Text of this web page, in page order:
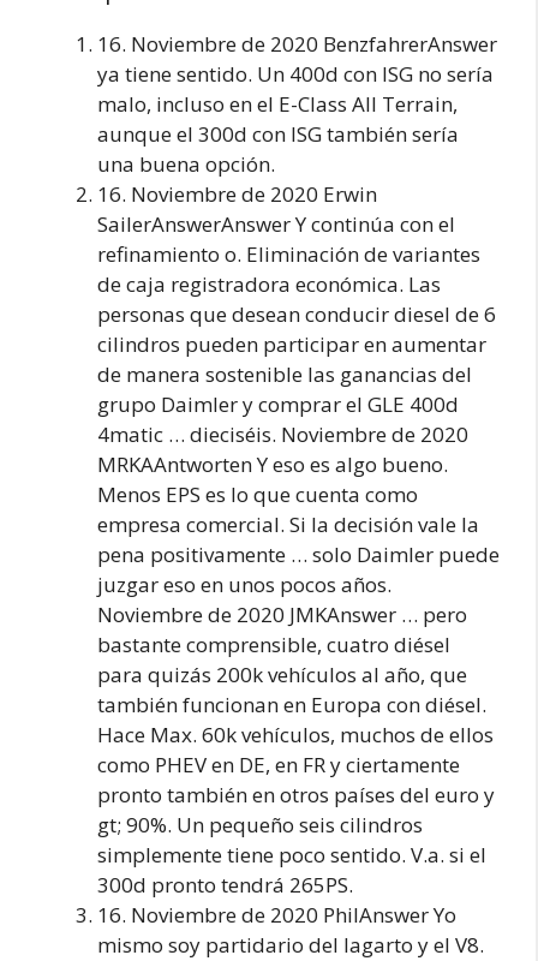
16. Noviembre de 2020 BenzfahrerAnswer
ya tiene sentido. Un 400d con ISG no sería
malo, incluso en el E-Class All Terrain,
aunque el 300d con ISG también sería
una buena opción.
16. Noviembre de 2020 Erwin
SailerAnswerAnswer Y continúa con el
refinamiento o. Eliminación de variantes
de caja registradora económica. Las
personas que desean conducir diesel de 6
cilindros pueden participar en aumentar
de manera sostenible las ganancias del
grupo Daimler y comprar el GLE 400d
4matic … dieciséis. Noviembre de 2020
MRKAAntworten Y eso es algo bueno.
Menos EPS es lo que cuenta como
empresa comercial. Si la decisión vale la
pena positivamente … solo Daimler puede
juzgar eso en unos pocos años.
Noviembre de 2020 JMKAnswer … pero
bastante comprensible, cuatro diésel
para quizás 200k vehículos al año, que
también funcionan en Europa con diésel.
Hace Max. 60k vehículos, muchos de ellos
como PHEV en DE, en FR y ciertamente
pronto también en otros países del euro y
gt; 90%. Un pequeño seis cilindros
simplemente tiene poco sentido. V.a. si el
300d pronto tendrá 265PS.
16. Noviembre de 2020 PhilAnswer Yo
mismo soy partidario del lagarto y el V8.